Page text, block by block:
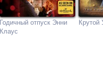
Годичный отпуск Энни
Клаус
Крутой